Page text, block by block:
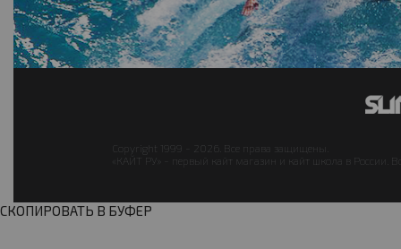
Copyright 1999 - 2026. Все права защищены.
«КАЙТ РУ» - первый кайт магазин и кайт школа в России.
СКОПИРОВАТЬ В БУФЕР